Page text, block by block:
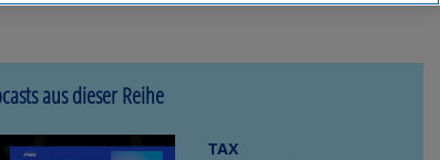
aus dieser Reihe
TAX